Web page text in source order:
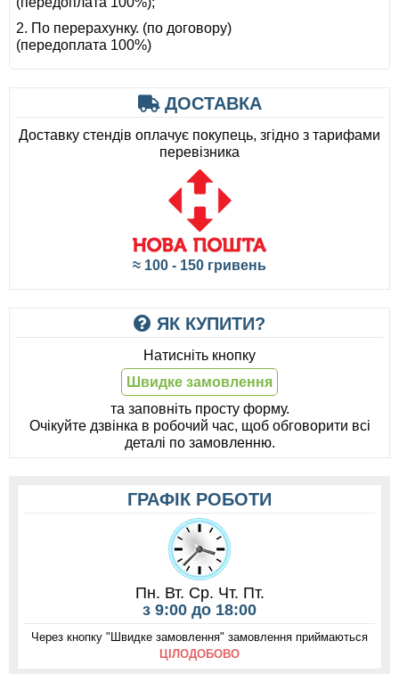
2. По перерахунку. (по договору)
(передоплата 100%)
ДОСТАВКА
Доставку стендів оплачує покупець, згідно з тарифами
перевізника
≈ 100 - 150 гривень
ЯК КУПИТИ?
Натисніть кнопку
Швидке замовлення
та заповніть просту форму.
Очікуйте дзвінка в робочий час, щоб обговорити всі
деталі по замовленню.
ГРАФІК РОБОТИ
Пн. Вт. Ср. Чт. Пт.
з 9:00 до 18:00
Через кнопку "Швидке замовлення" замовлення приймаються
ЦІЛОДОБОВО